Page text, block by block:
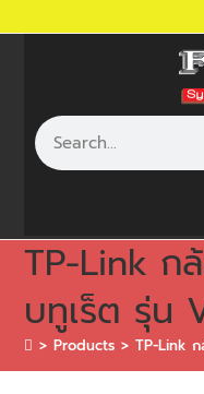
TP-Link ก
บทูเร็ต รุ่น
> Products > TP-Link